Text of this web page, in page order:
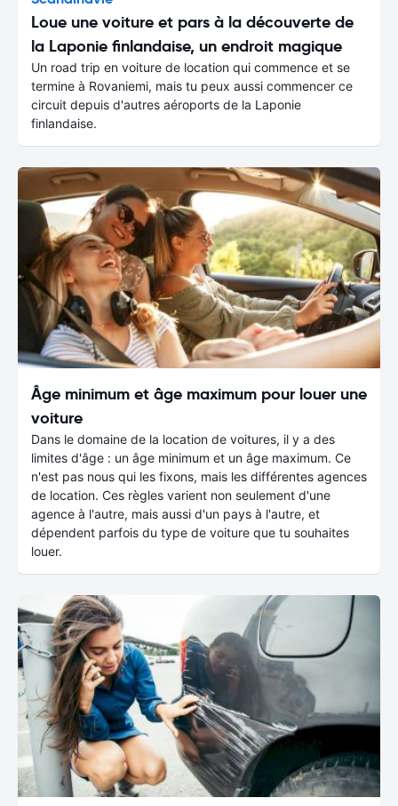
Loue une voiture et pars à la découverte de
la Laponie finlandaise, un endroit magique
Un road trip en voiture de location qui commence et se
termine à Rovaniemi, mais tu peux aussi commencer ce
circuit depuis d'autres aéroports de la Laponie
finlandaise.
Âge minimum et âge maximum pour louer une
voiture
Dans le domaine de la location de voitures, il y a des
limites d'âge : un âge minimum et un âge maximum. Ce
n'est pas nous qui les fixons, mais les différentes agences
de location. Ces règles varient non seulement d'une
agence à l'autre, mais aussi d'un pays à l'autre, et
dépendent parfois du type de voiture que tu souhaites
louer.